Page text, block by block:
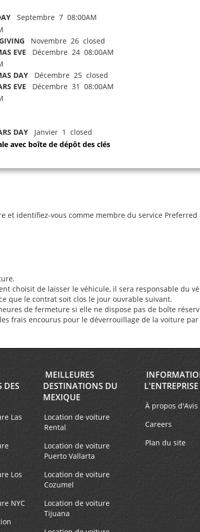
Septembre 7 08:00AM
Novembre 26 closed
EVE Décembre 24 08:00AM
DAYDécembre 25 closed
EVE Décembre 31 08:00AM
DAYJanvier 1 closed
avec boîte de dépôt des clés
identifiez-vous comme membre du service
choisit de laisser le véhicule, il sera responsable du
que le contrat soit clos le jour ouvrable suivant.
de fermeture si elle ne dispose pas de boîte
frais encourus pour le déverrouillage de la voiture
DES
Las
Los
NYC
MEILLEURES
DESTINATIONS DU
MEXIQUE
Location de voiture
Rental
Location de voiture
Puerto Vallarta
Location de voiture
Cozumel
Location de voiture
Tijuana
L'ENTREPRISE
À propos d'Avis
Careers
Plan du site